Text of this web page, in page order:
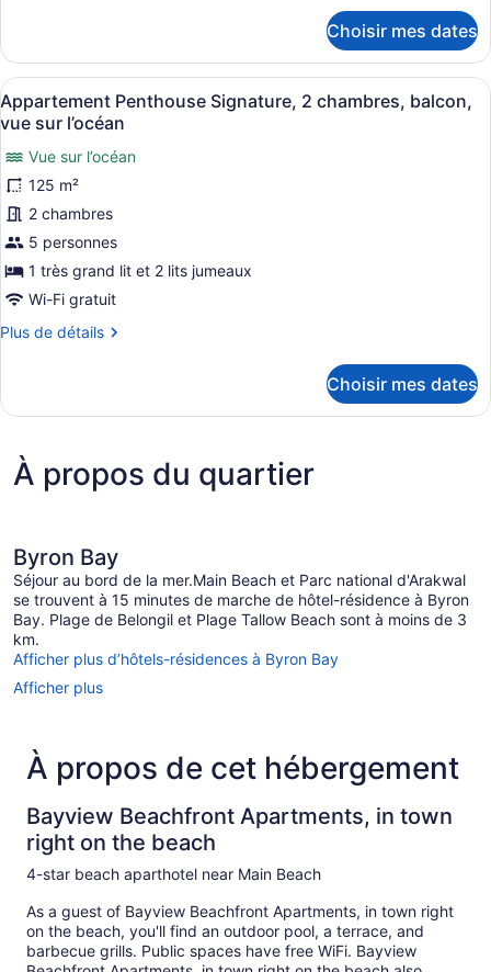
de
chambre :
Chambre
Chambre
Choisir mes dates
Afficher
toutes
les
photos
pour
ce
type
de
chambre :
Appartement
Penthouse
chambres,
vue
sur
Un salon spacieux doté d’un
7
Appartement Penthouse Signature, 2 chambres, balcon,
vue sur l’océan
Vue sur l’océan
125 m²
2 chambres
5 personnes
1 très grand lit et 2 lits jumeaux
Wi-Fi gratuit
Plus de détails
Plus
Appartement
chambres,
sur
l’océan
Choisir mes dates
À propos du quartier
Byron Bay
Séjour au bord de la mer.Main Beach et Parc national d'Arakwal
se trouvent à 15 minutes de marche de hôtel-résidence à Byron
Bay. Plage de Belongil et Plage Tallow Beach sont à moins de 3
km.
Afficher plus d’hôtels-résidences à Byron Bay
Afficher plus
À propos de cet hébergement
Bayview Beachfront Apartments, in town
right on the beach
4-star beach aparthotel near Main Beach
As a guest of Bayview Beachfront Apartments, in town right
on the beach, you'll find an outdoor pool, a terrace, and
barbecue grills. Public spaces have free WiFi. Bayview